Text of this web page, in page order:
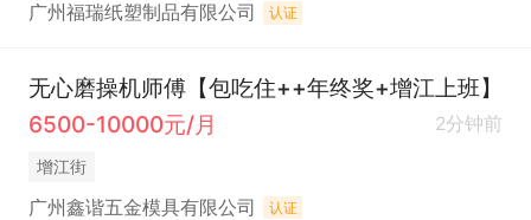
广州福瑞纸塑制品有限公司 认证
无心磨操机师傅【包吃住++年终奖+增江上班】
6500-10000元/月
2分钟前
增江街
广州鑫谐五金模具有限公司 认证